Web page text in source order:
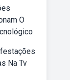
O
Na Tv